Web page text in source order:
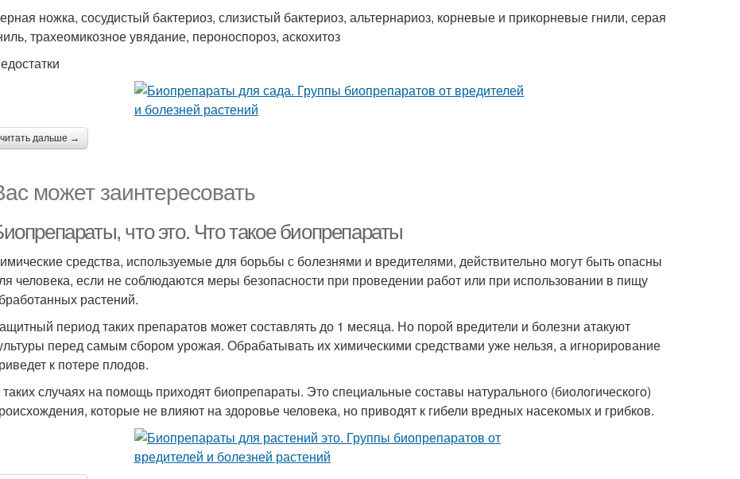
ножка, сосудистый бактериоз, слизистый бактериоз, альтернариоз, корневые и прикорневые гнили, серая
трахеомикозное увядание, пероноспороз, аскохитоз
читать дальше →
может заинтересовать
что это. Что такое биопрепараты
средства, используемые для борьбы с болезнями и вредителями, действительно могут быть опасны
человека, если не соблюдаются меры безопасности при проведении работ или при использовании в пищу
растений.
период таких препаратов может составлять до 1 месяца. Но порой вредители и болезни атакуют
перед самым сбором урожая. Обрабатывать их химическими средствами уже нельзя, а игнорирование
к потере плодов.
случаях на помощь приходят биопрепараты. Это специальные составы натурального (биологического)
которые не влияют на здоровье человека, но приводят к гибели вредных насекомых и грибков.